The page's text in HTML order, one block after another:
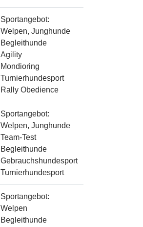
Sportangebot:
Welpen, Junghunde
Begleithunde
Agility
Mondioring
Turnierhundesport
Rally Obedience
Sportangebot:
Welpen, Junghunde
Team-Test
Begleithunde
Gebrauchshundesport
Turnierhundesport
Sportangebot:
Welpen
Begleithunde